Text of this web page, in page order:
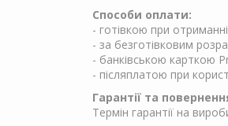
Способи оплати:
- готівкою при
- за безготівковим
- банківською карткою
- післяплатою при
Гарантії та
Термін гарантії на